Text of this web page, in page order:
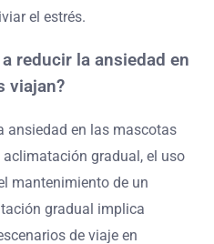
rutina y utiliza el refuerzo
aclimatándola
y construir comodidad.
familiares, como
el estrés.
reducir la ansiedad en